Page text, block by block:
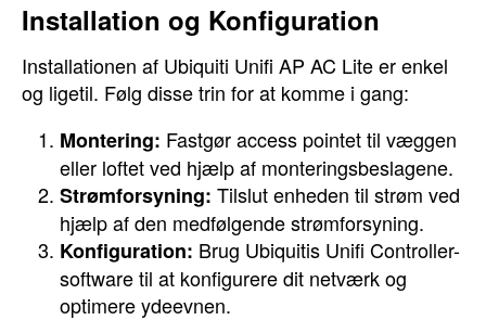
Installation og Konfiguration
Installationen af Ubiquiti Unifi AP AC Lite er enkel
og ligetil. Følg disse trin for at komme i gang:
Montering: Fastgør access pointet til væggen
eller loftet ved hjælp af monteringsbeslagene.
Strømforsyning: Tilslut enheden til strøm ved
hjælp af den medfølgende strømforsyning.
Konfiguration: Brug Ubiquitis Unifi Controller-
software til at konfigurere dit netværk og
optimere ydeevnen.